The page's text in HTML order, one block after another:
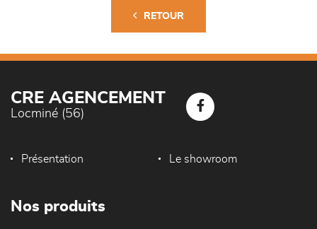
RETOUR
CRE AGENCEMENT
Locminé (56)
Présentation Le showroom
Nos produits